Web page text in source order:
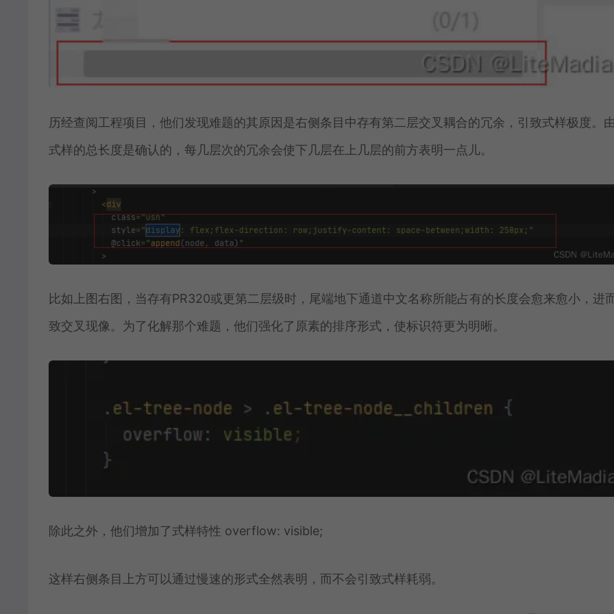
历经查阅工程项目，他们发现难题的其原因是右侧条目中存有第二层交叉耦合的冗余，引致式样极度。
式样的总长度是确认的，每几层次的冗余会使下几层在上几层的前方表明一点儿。
比如上图右图，当存有PR320或更第二层级时，尾端地下通道中文名称所能占有的长度会愈来愈小，进
致交叉现像。为了化解那个难题，他们强化了原素的排序形式，使标识符更为明晰。
除此之外，他们增加了式样特性 overflow: visible;
这样右侧条目上方可以通过慢速的形式全然表明，而不会引致式样耗弱。